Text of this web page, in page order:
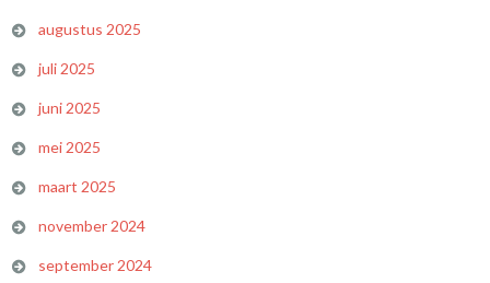
augustus 2025
juli 2025
juni 2025
mei 2025
maart 2025
november 2024
september 2024